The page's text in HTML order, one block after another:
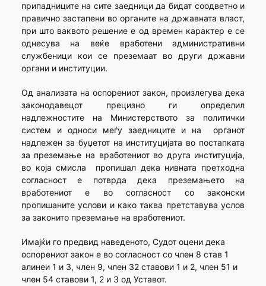
припадниците на сите заедници да бидат соодветно и
правично застапени во органите на државната власт,
при што ваквото решение е од времен карактер е се
однесува на веќе вработени административни
службеници кои се преземаат во други државни
органи и институции.
Од анализата на оспорениот закон, произлегува дека
законодавецот прецизно ги определил
надлежностите на Министерството за политички
систем и односи меѓу заедниците и на органот
надлежен за буџетот на институцијата во постапката
за преземање на вработениот во друга институција,
во која смисла пропишал дека нивната претходна
согласност е потврда дека преземањето на
вработениот е во согласност со законски
пропишаните услови и како таква претставува услов
за законито преземање на вработениот.
Имајќи го предвид наведеното, Судот оцени дека
оспорениот закон е во согласност со член 8 став 1
алинеи 1 и 3, член 9, член 32 ставови 1 и 2, член 51 и
член 54 ставови 1, 2 и 3 од Уставот.